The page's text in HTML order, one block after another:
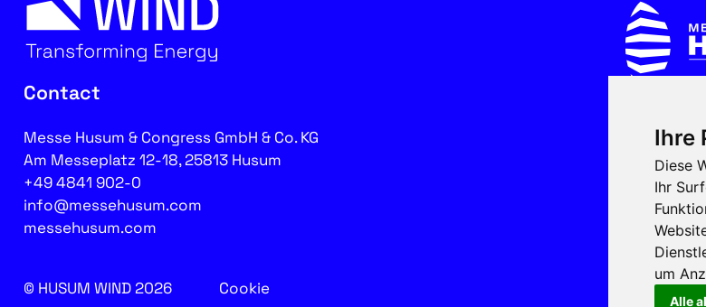
Ihre
Diese
Ihr
um
Alle
Contact
Messe Husum & Congress GmbH & Co. KG
Am Messeplatz 12-18, 25813 Husum
+49 4841 902-0
info@messehusum.com
messehusum.com
© HUSUM WIND 2026 Cookie